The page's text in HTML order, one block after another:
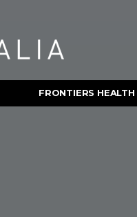
FRONTIERS HEALTH